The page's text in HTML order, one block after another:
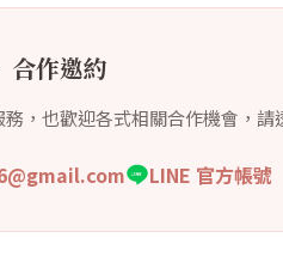
作邀約
，也歡迎各式相關合作機會，請
LINE 官方帳號